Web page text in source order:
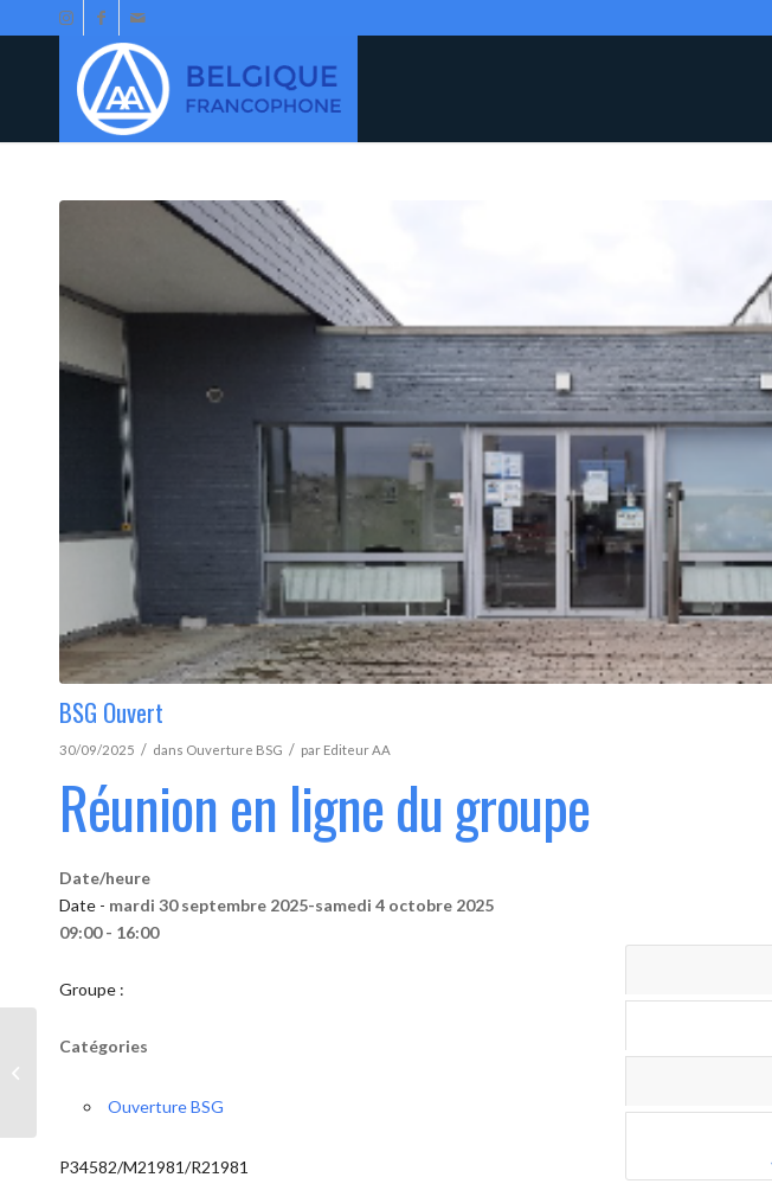
BSG Ouvert
30/09/2025 / dans Ouverture BSG / par Editeur AA
Réunion en ligne du groupe
Date/heure
Date - mardi 30 septembre 2025-samedi 4 octobre 2025
09:00 - 16:00
Groupe :
Catégories
Ouverture BSG
P34582/M21981/R21981